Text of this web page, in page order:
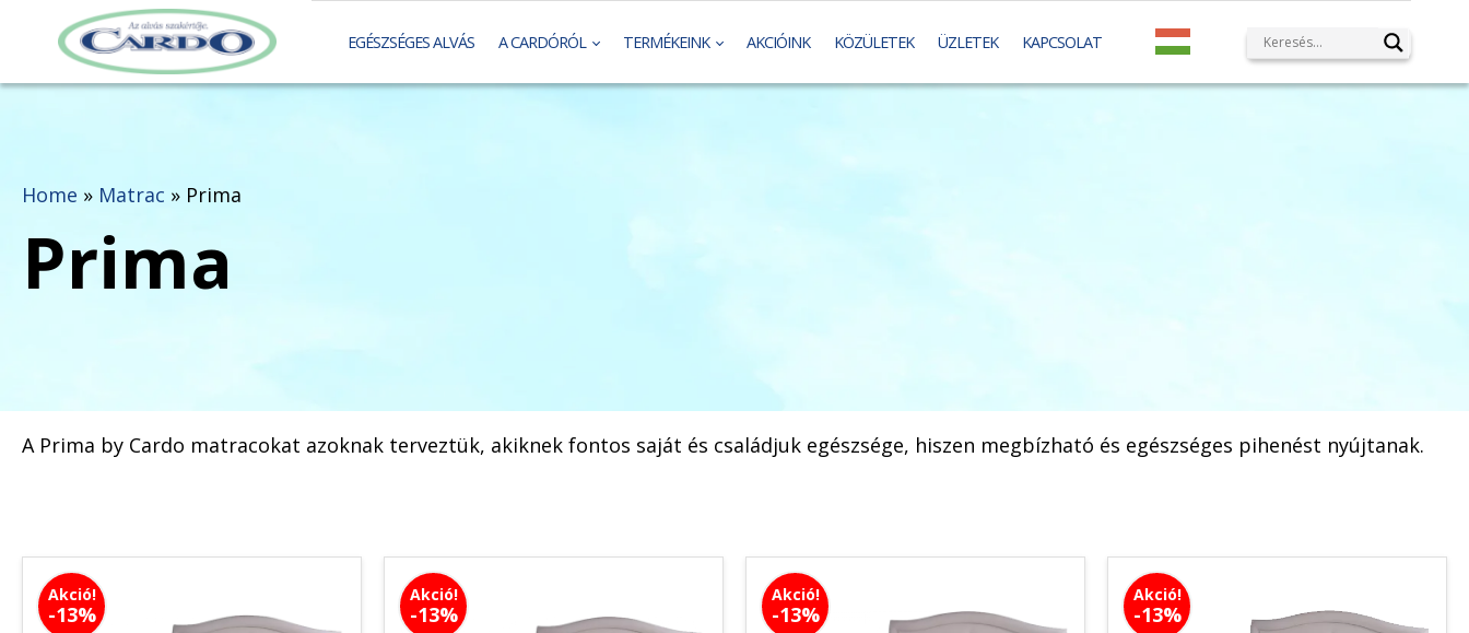
EGÉSZSÉGES ALVÁS A CARDÓRÓL TERMÉKEINK AKCIÓINK KÖZÜLETEK ÜZLETEK KAPCSOLAT
Home » Matrac » Prima
Prima
A Prima by Cardo matracokat azoknak terveztük, akiknek fontos saját és családjuk egészsége, hiszen megbízható és egészséges pihenést nyújtanak.
Akció!
-13%
Akció!
-13%
Akció!
-13%
Akció!
-13%